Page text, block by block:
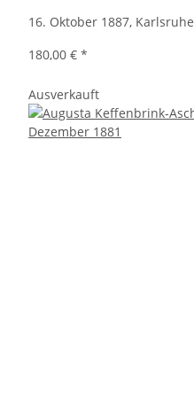
16. Oktober 1887, Karlsruhe
180,00 € *
Ausverkauft